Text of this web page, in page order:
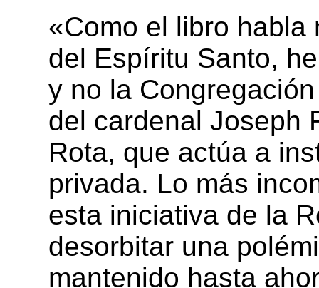
«Como el libro habla
del Espíritu Santo,
y no la
del cardenal Joseph
Rota, que actúa a
privada. Lo más
esta iniciativa de la
desorbitar una
mantenido hasta